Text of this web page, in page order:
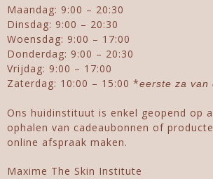
Maandag: 9:00 – 20:30
Dinsdag: 9:00 – 20:30
Woensdag: 9:00 – 17:00
Donderdag: 9:00 – 20:30
Vrijdag: 9:00 – 17:00
Zaterdag: 10:00 – 15:00 *eerste za van
Ons huidinstituut is enkel geopend op
ophalen van cadeaubonnen of
online afspraak maken.
Maxime The Skin Institute